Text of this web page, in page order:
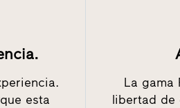
esta
La gama
libertad de